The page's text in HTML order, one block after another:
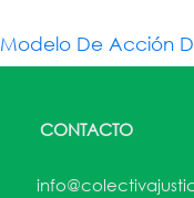
Modelo De Acción
CONTACTO